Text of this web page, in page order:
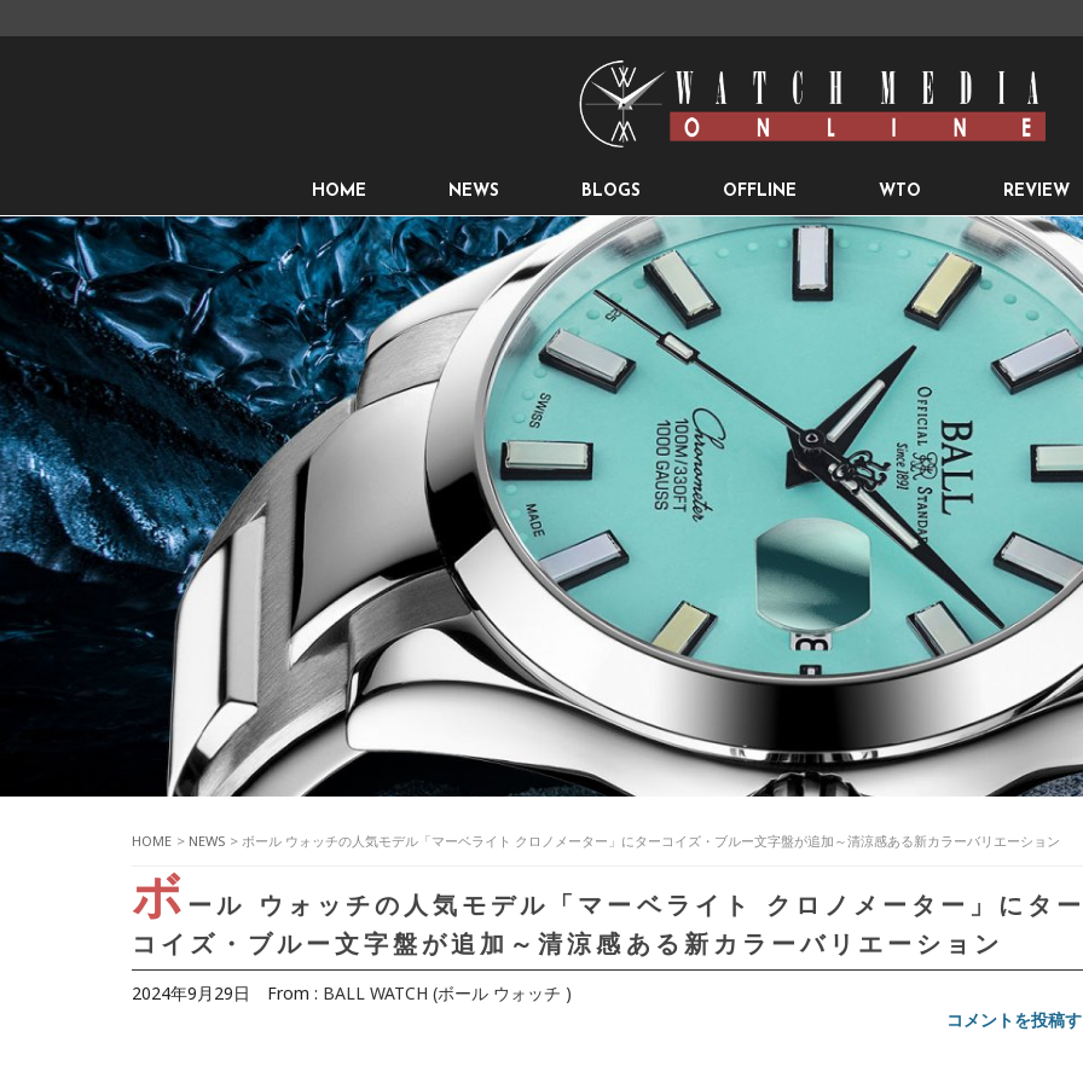
HOME NEWS BLOGS OFFLINE WTO REVIEW
HOME > NEWS > ボール ウォッチの人気モデル「マーベライト クロノメーター」にターコイズ・ブルー文字盤が追加～清涼感ある新カラーバリエーション
ボ ール ウォッチの人気モデル「マーベライト クロノメーター」にタ
コイズ・ブルー文字盤が追加～清涼感ある新カラーバリエーション
2024年9月29日 From : BALL WATCH (ボール ウォッチ )
コメントを投稿